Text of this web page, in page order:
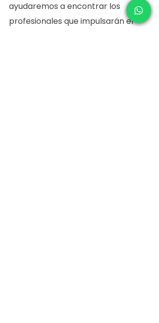
ayudaremos a encontrar los
profesionales que impulsarán el